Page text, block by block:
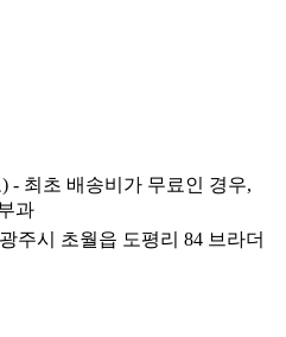
- 최초 배송비가 무료인 경우,
과
주시 초월읍 도평리 84 브라더